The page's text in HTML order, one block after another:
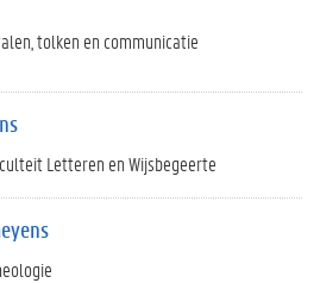
tolken en communicatie
Letteren en Wijsbegeerte